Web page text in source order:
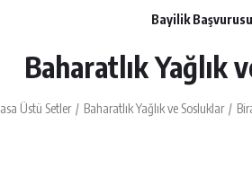
Bayilik Başvurusu
Baharatlık Yağlık
Üstü Setler Baharatlık Yağlık ve Sosluklar